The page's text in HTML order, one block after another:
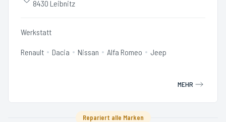
8430 Leibnitz
Werkstatt
Renault Dacia Nissan Alfa Romeo Jeep
MEHR
Repariert alle Marken